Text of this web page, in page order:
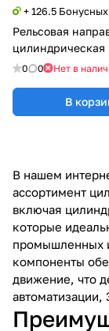
+ 126.5
Рельсовая
цилиндрическая
0 0 Нет в
В
В нашем
ассортимент
включая
которые
промышленных
компоненты
движение, что
автоматизации,